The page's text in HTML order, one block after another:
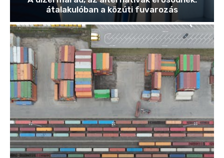
átalakulóban a közúti fuvarozás